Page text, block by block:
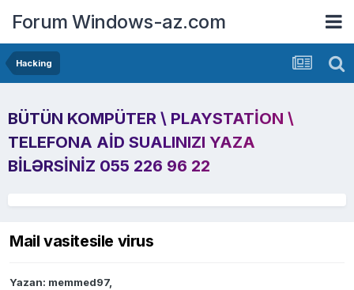
Forum Windows-az.com
Hacking
BÜTÜN KOMPÜTER \ PLAYSTATION \
TELEFONA AID SUALINIZI YAZA
BILƏRSINIZ 055 226 96 22
Mail vasitesile virus
Yazan: memmed97,